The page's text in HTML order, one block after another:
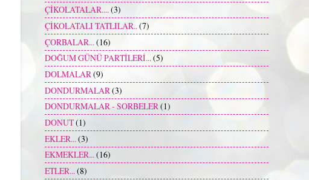
ÇİKOLATALAR....(3)
ÇİKOLATALI TATLILAR..(7)
ÇORBALAR... (16)
DOĞUM GÜNÜ PARTİLERİ...(5)
DOLMALAR(9)
DONDURMALAR (3)
DONDURMALAR - SORBELER(1)
DONUT(1)
EKLER...(3)
EKMEKLER...(16)
ETLER...(8)